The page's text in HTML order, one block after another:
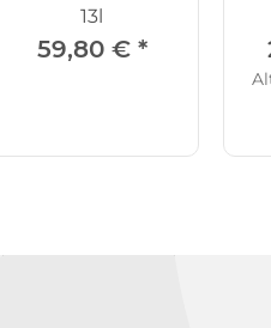
13l
59,80 € *